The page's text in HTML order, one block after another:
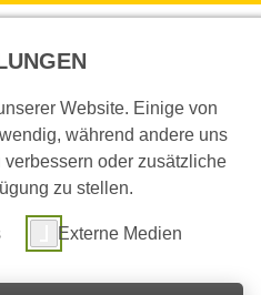
ÜBER
an der
betreibt die HNO-Klinik der
Service, Allergiker:innen im
Website. Einige von
während andere uns
oder zusätzliche
zu stellen.
Externe Medien